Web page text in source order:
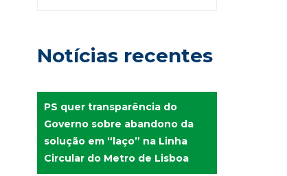
Notícias recentes
PS quer transparência do
Governo sobre abandono da
solução em “laço” na Linha
Circular do Metro de Lisboa